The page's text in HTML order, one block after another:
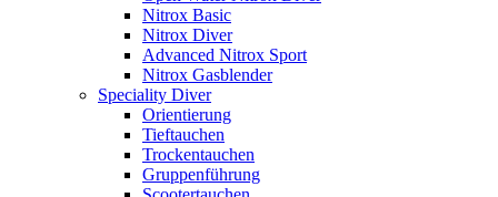
Nitrox Basic
Nitrox Diver
Advanced Nitrox Sport
Nitrox Gasblender
Speciality Diver
Orientierung
Tieftauchen
Trockentauchen
Gruppenführung